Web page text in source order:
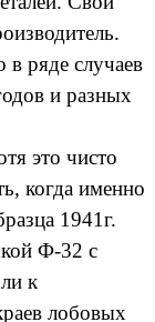
ряде случаев
и разных
это чисто
когда именно
1941г.
Ф-32 с
к
лобовых